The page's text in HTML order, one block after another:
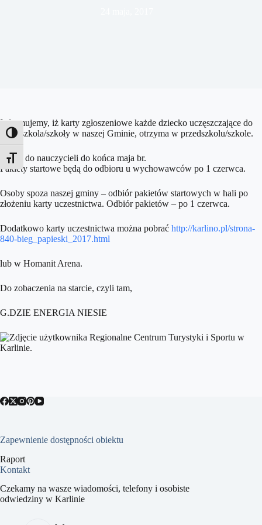
Toggle High Contrast
Toggle Font size
Informujemy, iż karty zgłoszeniowe każde dziecko uczęszczające do
przedszkola/szkoły w naszej Gminie, otrzyma w przedszkolu/szkole.
Zwrot do nauczycieli do końca maja br.
Pakiety startowe będą do odbioru u wychowawców po 1 czerwca.
Osoby spoza naszej gminy – odbiór pakietów startowych w hali po
złożeniu karty uczestnictwa. Odbiór pakietów – po 1 czerwca.
Dodatkowo karty uczestnictwa można pobrać http://karlino.pl/strona-
840-bieg_papieski_2017.html
lub w Homanit Arena.
Do zobaczenia na starcie, czyli tam,
G.DZIE ENERGIA NIESIE
Zapewnienie dostępności obiektu
Raport
Kontakt
Czekamy na wasze wiadomości, telefony i osobiste
odwiedziny w Karlinie